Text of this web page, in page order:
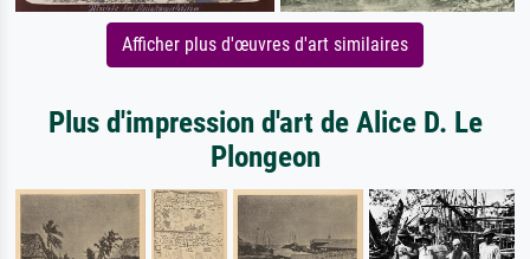
Afficher plus d'œuvres d'art similaires
Plus d'impression d'art de Alice D. Le
Plongeon